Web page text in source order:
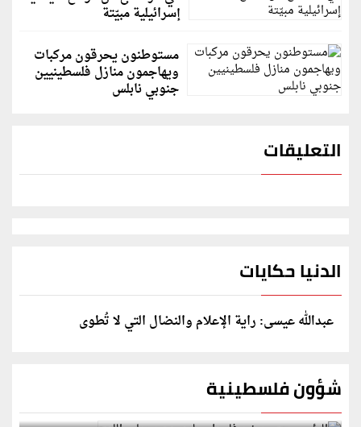
إسرائيلية مبيّتة
مستوطنون يحرقون مركبات
ويهاجمون منازل فلسطينيين
جنوبي نابلس
التعليقات
الدنيا حكايات
عبدالله عيسى: راية الإعلام والنضال التي لا تُطوى
شؤون فلسطينية
الرئيس ينعى سفير فلسطين لدى مصر دياب اللوح